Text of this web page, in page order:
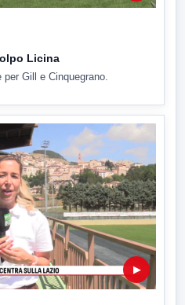
Licina
per Gill e Cinquegrano.
▶